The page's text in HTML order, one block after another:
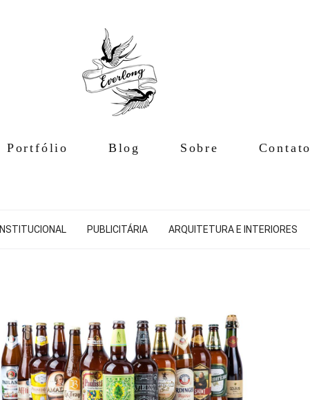
Portfólio Blog Sobre Contato
INSTITUCIONAL PUBLICITÁRIA ARQUITETURA E INTERIORES